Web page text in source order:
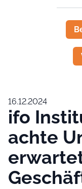
16.12.2024
ifo
achte